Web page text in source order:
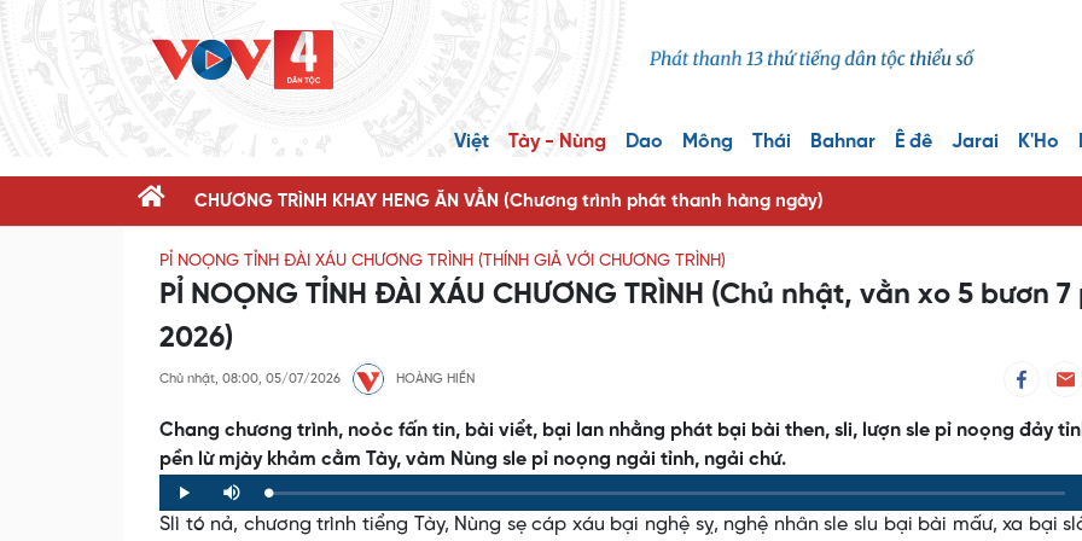
Việt Tày - Nùng Dao Mông Thái Bahnar Ê đê Jarai K'Ho
CHƯƠNG TRÌNH KHAY HENG ĂN VẰN (Chương trình phát thanh hàng ngày)
PỈ NOỌNG TỈNH ĐÀI XÁU CHƯƠNG TRÌNH (THÍNH GIẢ VỚI CHƯƠNG TRÌNH)
PỈ NOỌNG TỈNH ĐÀI XÁU CHƯƠNG TRÌNH (Chủ nhật, vằn xo 5 bươn 7
2026)
Chủ nhật, 08:00, 05/07/2026 HOÀNG HIỀN
Chang chương trình, noỏc fấn tin, bài viểt, bại lan nhằng phát bại bài then, sli, lượn sle pỉ noọng đảy
pền lừ mjày khảm cằm Tày, vàm Nùng sle pỉ noọng ngải tỉnh, ngải chứ.
Play Mute Loaded:
0%
Progress:
0%
Slì tó nả, chương trình tiểng Tày, Nùng sẹ cáp xáu bại nghệ sỵ, nghệ nhân sle slu bại bài mấư, xa bại